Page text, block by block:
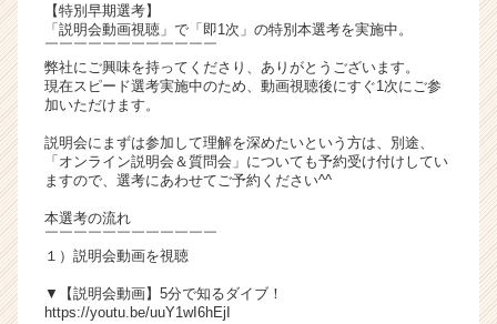
ト
が
届
く
活
サ
イ
チ
ア
ャ
【特別早期選考】
「説明会動画視聴」で「即1次」の特別本選考を実施中。
￣￣￣￣￣￣￣￣￣￣￣￣
弊社にご興味を持ってくださり、ありがとうございます。
現在スピード選考実施中のため、動画視聴後にすぐ1次にご参
加いただけます。
説明会にまずは参加して理解を深めたいという方は、別途、
「オンライン説明会＆質問会」についても予約受け付けしてい
ますので、選考にあわせてご予約ください^^
本選考の流れ
￣￣￣￣￣￣￣￣￣￣￣￣
１）説明会動画を視聴
▼【説明会動画】5分で知るダイブ！
https://youtu.be/uuY1wI6hEjI